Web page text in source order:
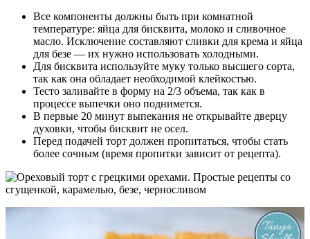
Все компоненты должны быть при комнатной
температуре: яйца для бисквита, молоко и сливочное
масло. Исключение составляют сливки для крема и яйца
для безе — их нужно использовать холодными.
Для бисквита используйте муку только высшего сорта,
так как она обладает необходимой клейкостью.
Тесто заливайте в форму на 2/3 объема, так как в
процессе выпечки оно поднимется.
В первые 20 минут выпекания не открывайте дверцу
духовки, чтобы бисквит не осел.
Перед подачей торт должен пропитаться, чтобы стать
более сочным (время пропитки зависит от рецепта).